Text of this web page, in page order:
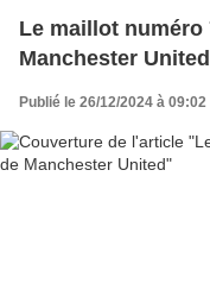
Le maillot numéro
Manchester United
Publié le 26/12/2024 à 09:02